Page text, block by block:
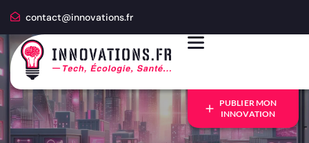
contact@innovations.fr
PUBLIER MON
INNOVATION